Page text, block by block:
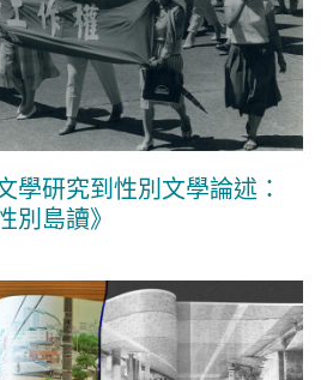
學研究到性別文學論述：
別島讀》